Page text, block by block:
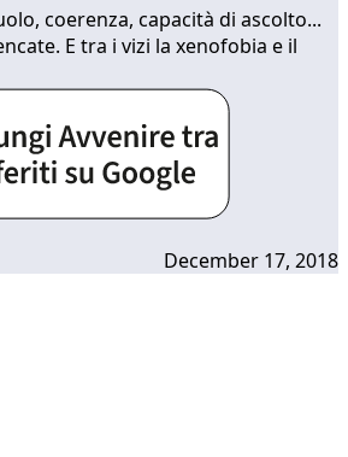
coerenza, capacità di ascolto...
E tra i vizi la xenofobia e il
December 17, 2018